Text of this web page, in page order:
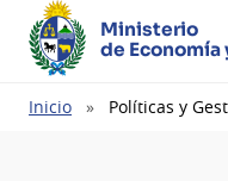
Ministerio
de Economía
Ruta
Inicio Políticas y